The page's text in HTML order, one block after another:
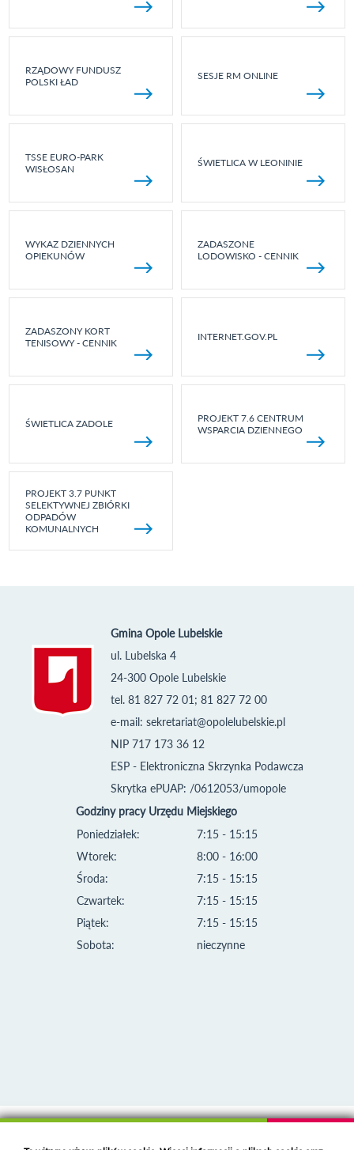
RZĄDOWY FUNDUSZ
POLSKI ŁAD
SESJE RM ONLINE
TSSE EURO-PARK
WISŁOSAN
ŚWIETLICA W LEONINIE
WYKAZ DZIENNYCH
OPIEKUNÓW
ZADASZONE
LODOWISKO - CENNIK
ZADASZONY KORT
TENISOWY - CENNIK
INTERNET.GOV.PL
ŚWIETLICA ZADOLE
PROJEKT 7.6 CENTRUM
WSPARCIA DZIENNEGO
PROJEKT 3.7 PUNKT
SELEKTYWNEJ ZBIÓRKI
ODPADÓW
KOMUNALNYCH
Gmina Opole Lubelskie
ul. Lubelska 4
24-300 Opole Lubelskie
tel. 81 827 72 01; 81 827 72 00
e-mail: sekretariat@opolelubelskie.pl
NIP 717 173 36 12
ESP - Elektroniczna Skrzynka Podawcza
Skrytka ePUAP: /0612053/umopole
Godziny pracy Urzędu Miejskiego
Poniedziałek:
Wtorek:
Środa:
Czwartek:
Piątek:
Sobota:
7:15 - 15:15
8:00 - 16:00
7:15 - 15:15
7:15 - 15:15
7:15 - 15:15
nieczynne